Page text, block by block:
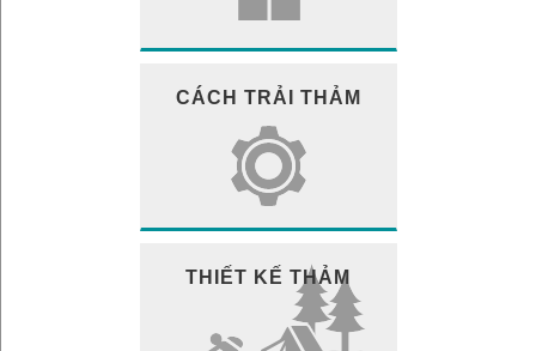
CÁCH TRẢI THẢM
THIẾT KẾ THẢM